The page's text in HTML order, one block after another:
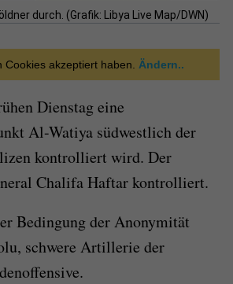
durch. (Grafik: Libya Live Map/DWN)
akzeptiert haben. Ändern..
Dienstag eine
Al-Watiya südwestlich der
kontrolliert wird. Der
Chalifa Haftar kontrolliert.
Bedingung der Anonymität
schwere Artillerie der